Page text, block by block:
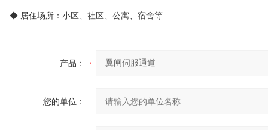
◆ 居住场所：小区、社区、公寓、宿舍等
产品：
您的单位：